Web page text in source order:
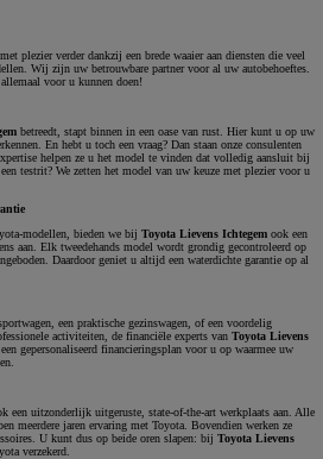
plezier verder dankzij een brede waaier aan diensten die veel
Wij zijn uw betrouwbare partner voor al uw autobehoeftes.
voor u kunnen doen!
betreedt, stapt binnen in een oase van rust. Hier kunt u op uw
En hebt u toch een vraag? Dan staan onze consulenten
helpen ze u het model te vinden dat volledig aansluit bij
testrit? We zetten het model van uw keuze met plezier voor u
modellen, bieden we bij Toyota Lievens Ichtegem ook een
aan. Elk tweedehands model wordt grondig gecontroleerd op
Daardoor geniet u altijd een waterdichte garantie op al
een praktische gezinswagen, of een voordelig
activiteiten, de financiële experts van Toyota Lievens
gepersonaliseerd financieringsplan voor u op waarmee uw
een uitzonderlijk uitgeruste, state-of-the-art werkplaats aan. Alle
meerdere jaren ervaring met Toyota. Bovendien werken ze
U kunt dus op beide oren slapen: bij Toyota Lievens
verzekerd.